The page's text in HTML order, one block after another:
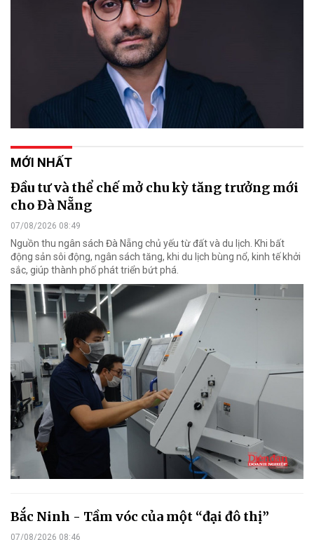
MỚI NHẤT
Đầu tư và thể chế mở chu kỳ tăng trưởng mới
cho Đà Nẵng
07/08/2026 08:49
Nguồn thu ngân sách Đà Nẵng chủ yếu từ đất và du lịch. Khi bất
động sản sôi động, ngân sách tăng, khi du lịch bùng nổ, kinh tế khởi
sắc, giúp thành phố phát triển bứt phá.
Bắc Ninh - Tầm vóc của một “đại đô thị”
07/08/2026 08:46